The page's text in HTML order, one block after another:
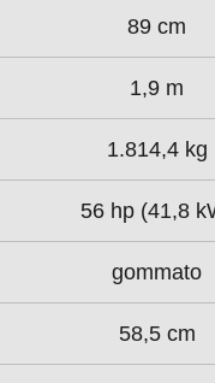
89 cm
1,9 m
1.814,4 kg
56 hp (41,8
gommato
58,5 cm